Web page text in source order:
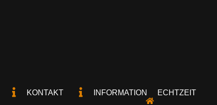
KONTAKT INFORMATION ECHTZEIT